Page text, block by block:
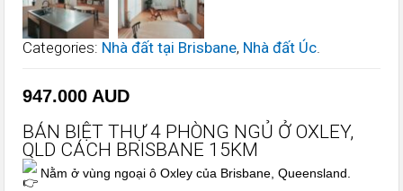
Categories: Nhà đất tại Brisbane, Nhà đất Úc
947.000 AUD
BÁN BIỆT THỰ 4 PHÒNG NGỦ Ở OXLEY,
QLD CÁCH BRISBANE 15KM
Nằm ở vùng ngoại ô Oxley của Brisbane, Queensland.